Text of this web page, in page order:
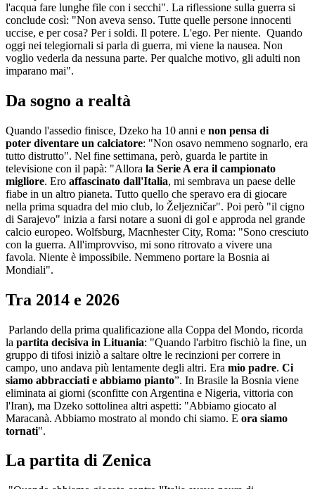
l'acqua fare lunghe file con i secchi". La riflessione sulla guerra si
conclude così: "Non aveva senso. Tutte quelle persone innocenti
uccise, e per cosa? Per i soldi. Il potere. L'ego. Per niente. Quando
oggi nei telegiornali si parla di guerra, mi viene la nausea. Non
voglio vederla da nessuna parte. Per qualche motivo, gli adulti non
imparano mai".
Da sogno a realtà
Quando l'assedio finisce, Dzeko ha 10 anni e non pensa di
poter diventare un calciatore: "Non osavo nemmeno sognarlo, era
tutto distrutto". Nel fine settimana, però, guarda le partite in
televisione con il papà: "Allora la Serie A era il campionato
migliore. Ero affascinato dall'Italia, mi sembrava un paese delle
fiabe in un altro pianeta. Tutto quello che speravo era di giocare
nella prima squadra del mio club, lo Željezničar". Poi però "il cigno
di Sarajevo" inizia a farsi notare a suoni di gol e approda nel grande
calcio europeo. Wolfsburg, Macnhester City, Roma: "Sono cresciuto
con la guerra. All'improvviso, mi sono ritrovato a vivere una
favola. Niente è impossibile. Nemmeno portare la Bosnia ai
Mondiali".
Tra 2014 e 2026
Parlando della prima qualificazione alla Coppa del Mondo, ricorda
la partita decisiva in Lituania: "Quando l'arbitro fischiò la fine, un
gruppo di tifosi iniziò a saltare oltre le recinzioni per correre in
campo, uno andava più lentamente degli altri. Era mio padre. Ci
siamo abbracciati e abbiamo pianto”. In Brasile la Bosnia viene
eliminata ai giorni (sconfitte con Argentina e Nigeria, vittoria con
l'Iran), ma Dzeko sottolinea altri aspetti: "Abbiamo giocato al
Maracanà. Abbiamo mostrato al mondo chi siamo. E ora siamo
tornati".
La partita di Zenica